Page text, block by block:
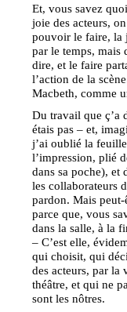
Et, vous savez
joie des acteurs,
pouvoir le faire, la
par le temps, mais
dire, et le faire
l’action de la
Macbeth, comme
Du travail que ç’a
étais pas – et,
j’ai oublié la
l’impression, plié
dans sa poche), et
les collaborateurs
pardon. Mais peut-
parce que, vous
dans la salle, à la
– C’est elle,
qui choisit, qui
des acteurs, par
théâtre, et qui ne
sont les nôtres.